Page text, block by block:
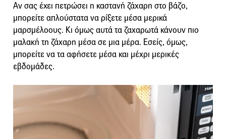
Αν σας έχει πετρώσει η καστανή ζάχαρη στο βάζο,
μπορείτε απλούστατα να ρίξετε μέσα μερικά
μαρσμέλοους. Κι όμως αυτά τα ζαχαρωτά κάνουν πιο
μαλακή τη ζάχαρη μέσα σε μια μέρα. Εσείς, όμως,
μπορείτε να τα αφήσετε μέσα και μέχρι μερικές
εβδομάδες.